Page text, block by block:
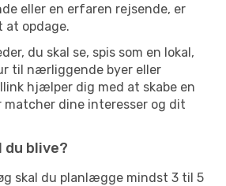
eller en erfaren rejsende, er
at opdage.
du skal se, spis som en lokal,
til nærliggende byer eller
hjælper dig med at skabe en
matcher dine interesser og dit
du blive?
skal du planlægge mindst 3 til 5